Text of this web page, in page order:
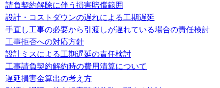
請負契約解除に伴う損害賠償範囲
設計・コストダウンの遅れによる工期遅延
手直し工事の必要から引渡しが遅れている場合の責任検討
工事拒否への対応方針
設計ミスによる工期遅延の責任検討
工事請負契約解約時の費用清算について
遅延損害金算出の考え方